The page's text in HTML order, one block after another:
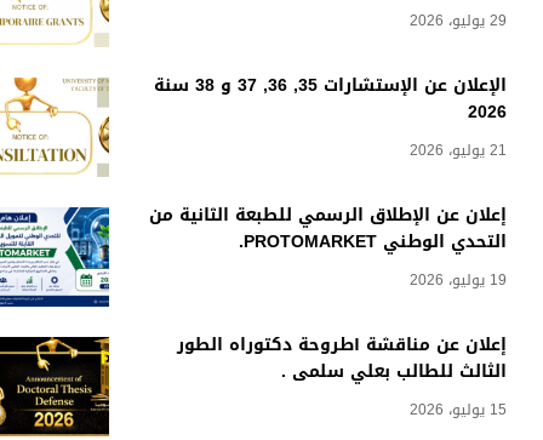
29 يوليو، 2026
الإعلان عن الإستشارات 35, 36, 37 و 38 سنة
2026
21 يوليو، 2026
إعلان عن الإطلاق الرسمي للطبعة الثانية من
التحدي الوطني PROTOMARKET.
19 يوليو، 2026
إعلان عن مناقشة أطروحة دكتوراه الطور
الثالث للطالب بعلي سلمى .
15 يوليو، 2026